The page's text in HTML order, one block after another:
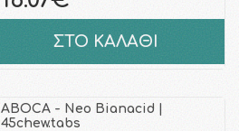
ΣΤΟ ΚΑΛΑΘΙ
ABOCA - Neo Bianacid |
45chew.tabs